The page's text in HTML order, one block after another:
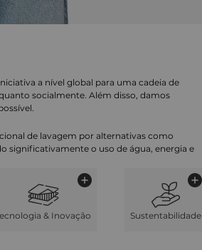
a nível global para uma cadeia de
socialmente. Além disso, damos
de lavagem por alternativas como
significativamente o uso de água, energia e
& Inovação Sustentabilidade